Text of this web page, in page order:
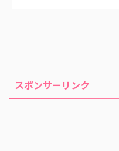
スポンサーリンク